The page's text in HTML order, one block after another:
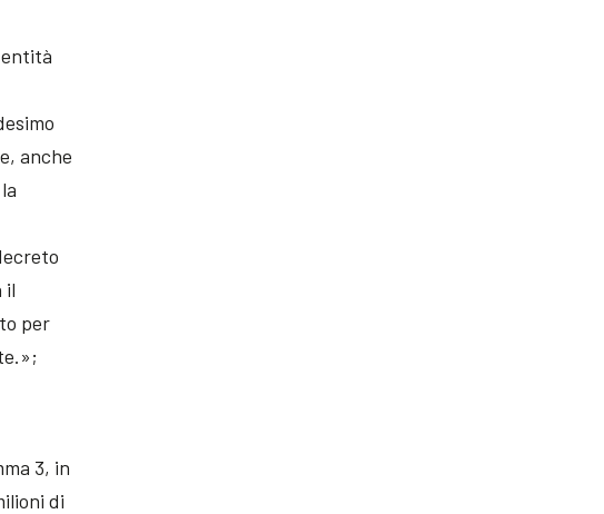
anche
il
per
3, in
di